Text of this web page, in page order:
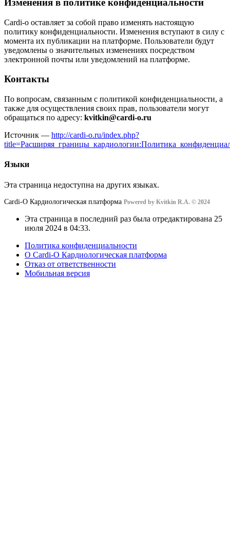
Изменения в политике конфиденциальности
Cardi-o оставляет за собой право изменять настоящую
политику конфиденциальности. Изменения вступают в силу с
момента их публикации на платформе. Пользователи будут
уведомлены о значительных изменениях посредством
электронной почты или уведомлений на платформе.
Контакты
По вопросам, связанным с политикой конфиденциальности, а
также для осуществления своих прав, пользователи могут
обращаться по адресу: kvitkin@cardi-o.ru
Источник — http://cardi-o.ru/index.php?
Языки
Эта страница недоступна на других языках.
Cardi-О Кардиологическая платформа Powered by Kvitkin R.A. © 2024
Эта страница в последний раз была отредактирована 25
июля 2024 в 04:33.
Политика конфиденциальности
О Cardi-О Кардиологическая платформа
Отказ от ответственности
Мобильная версия